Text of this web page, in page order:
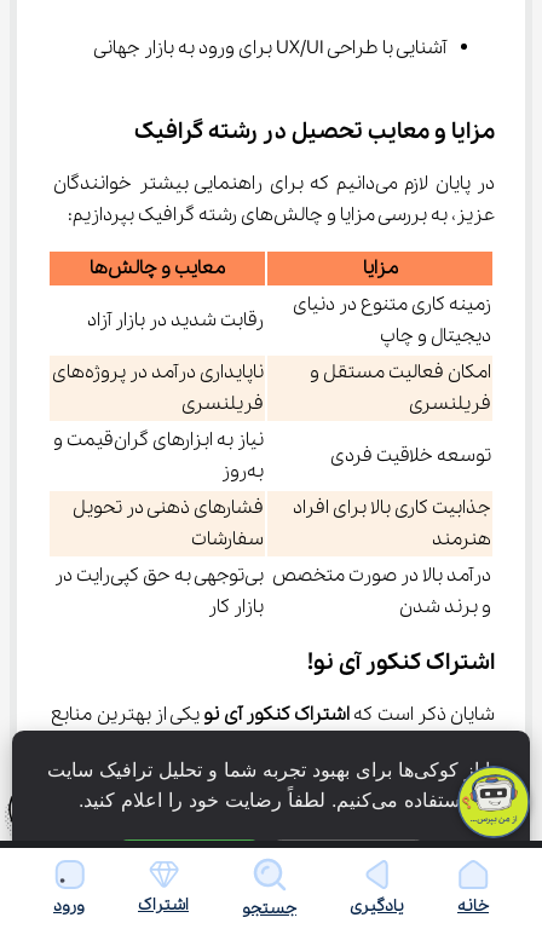
آشنایی با طراحی UX/UI برای ورود به بازار جهانی
مزایا و معایب تحصیل در رشته گرافیک
در پایان لازم می‌دانیم که برای راهنمایی بیشتر خوانندگان
عزیز، به بررسی مزایا و چالش‌های رشته گرافیک بپردازیم:
مزایا
معایب و چالش‌ها
زمینه کاری متنوع در دنیای
دیجیتال و چاپ
رقابت شدید در بازار آزاد
امکان فعالیت مستقل و
فریلنسری
ناپایداری درآمد در پروژه‌های
فریلنسری
توسعه خلاقیت فردی
نیاز به ابزارهای گران‌قیمت و
به‌روز
جذابیت کاری بالا برای افراد
هنرمند
فشارهای ذهنی در تحویل
سفارشات
درآمد بالا در صورت متخصص
و برند شدن
بی‌توجهی به حق کپی‌رایت در
بازار کار
اشتراک کنکور آی نو!
شایان ذکر است که اشتراک کنکور آی نو یکی از بهترین منابع
قبولی در کنکور سراسری هنر
پیش‌تر نیز بدان اشاره کردیم. از جمله ویژگی‌های این
اشتراک می‌توان به موارد زیر اشاره کرد:
برخورداری از بانک تست جامع هنر
خانه یادگیری جستجو اشتراک ورود
ما از کوکی‌ها برای بهبود تجربه شما و تحلیل ترافیک سایت
استفاده می‌کنیم. لطفاً رضایت خود را اعلام کنید.
فقط ضروری پذیرش همه